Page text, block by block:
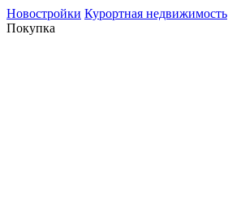
Новостройки Курортная недвижимость
Покупка